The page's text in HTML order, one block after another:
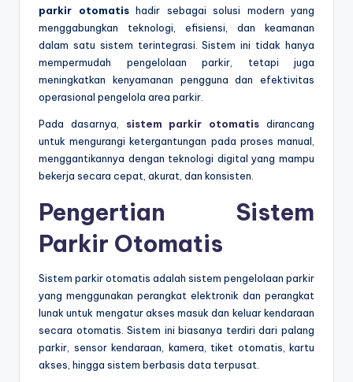
parkir otomatishadir sebagai solusi modern yang
menggabungkan teknologi, efisiensi, dan keamanan
dalam satu sistem terintegrasi. Sistem ini tidak hanya
mempermudah pengelolaan parkir, tetapi juga
meningkatkan kenyamanan pengguna dan efektivitas
operasional pengelola area parkir.
Pada dasarnya, sistem parkir otomatis dirancang
untuk mengurangi ketergantungan pada proses manual,
menggantikannya dengan teknologi digital yang mampu
bekerja secara cepat, akurat, dan konsisten.
Pengertian Sistem
Parkir Otomatis
Sistem parkir otomatis adalah sistem pengelolaan parkir
yang menggunakan perangkat elektronik dan perangkat
lunak untuk mengatur akses masuk dan keluar kendaraan
secara otomatis. Sistem ini biasanya terdiri dari palang
parkir, sensor kendaraan, kamera, tiket otomatis, kartu
akses, hingga sistem berbasis data terpusat.